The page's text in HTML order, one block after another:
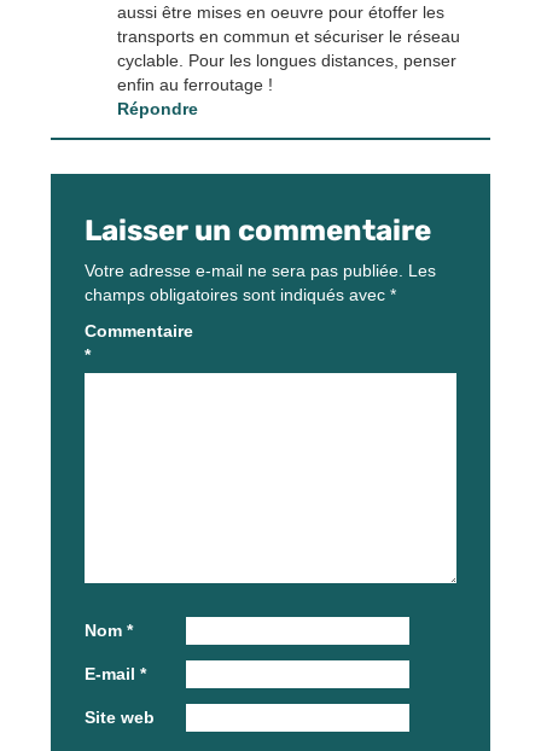
aussi être mises en oeuvre pour étoffer les
transports en commun et sécuriser le réseau
cyclable. Pour les longues distances, penser
enfin au ferroutage !
Répondre
Laisser un commentaire
Votre adresse e-mail ne sera pas publiée. Les
champs obligatoires sont indiqués avec *
Commentaire
*
Nom *
E-mail *
Site web